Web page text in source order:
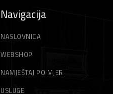
Navigacija
NASLOVNICA
WEBSHOP
NAMJEŠTAJ PO MJERI
USLUGE